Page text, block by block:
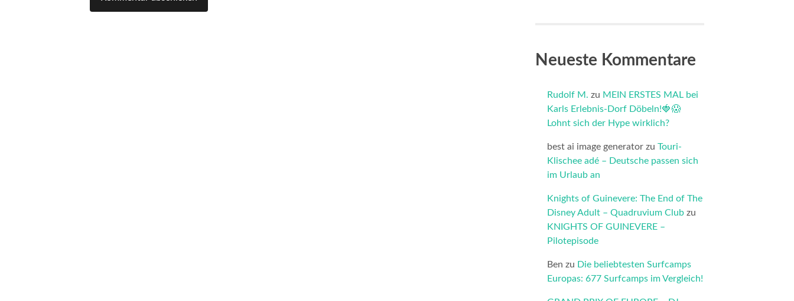
Neueste Kommentare
Rudolf M. zu MEIN ERSTES MAL bei
Karls Erlebnis-Dorf Döbeln!🍓😱
Lohnt sich der Hype wirklich?
best ai image generator zu Touri-
Klischee adé – Deutsche passen sich
im Urlaub an
Knights of Guinevere: The End of The
Disney Adult – Quadruvium Club zu
KNIGHTS OF GUINEVERE –
Pilotepisode
Ben zu Die beliebtesten Surfcamps
Europas: 677 Surfcamps im Vergleich!